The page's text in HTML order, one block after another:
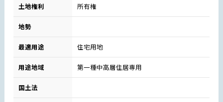
土地権利 所有権
地勢
最適用途 住宅用地
用途地域 第一種中高層住居専用
国土法